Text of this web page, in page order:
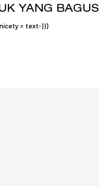
YANG BAGUS
= text-}}}